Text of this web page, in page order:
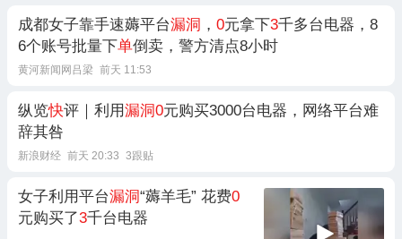
成都女子靠手速薅平台漏洞 ， 0元拿下3千多台电器，8
6个账号批量下单倒卖，警方清点8小时
黄河新闻网吕梁 前天 11:53
纵览快评｜利用漏洞0元购买3000台电器，网络平台难
辞其咎
新浪财经 前天 20:33 3跟贴
女子利用平台漏洞“薅羊毛” 花费0
元购买了3千台电器